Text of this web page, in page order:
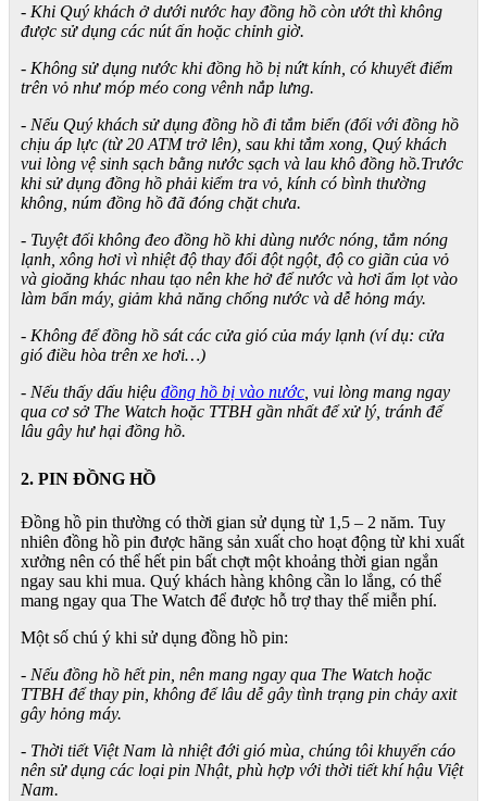
- Khi Quý khách ở dưới nước hay đồng hồ còn ướt thì không
được sử dụng các nút ấn hoặc chỉnh giờ.
- Không sử dụng nước khi đồng hồ bị nứt kính, có khuyết điểm
trên vỏ như móp méo cong vênh nắp lưng.
- Nếu Quý khách sử dụng đồng hồ đi tắm biển (đối với đồng hồ
chịu áp lực (từ 20 ATM trở lên), sau khi tắm xong, Quý khách
vui lòng vệ sinh sạch bằng nước sạch và lau khô đồng hồ.Trước
khi sử dụng đồng hồ phải kiểm tra vỏ, kính có bình thường
không, núm đồng hồ đã đóng chặt chưa.
- Tuyệt đối không đeo đồng hồ khi dùng nước nóng, tắm nóng
lạnh, xông hơi vì nhiệt độ thay đổi đột ngột, độ co giãn của vỏ
và gioăng khác nhau tạo nên khe hở để nước và hơi ẩm lọt vào
làm bẩn máy, giảm khả năng chống nước và dễ hỏng máy.
- Không để đồng hồ sát các cửa gió của máy lạnh (ví dụ: cửa
gió điều hòa trên xe hơi…)
- Nếu thấy dấu hiệu đồng hồ bị vào nước , vui lòng mang ngay
qua cơ sở The Watch hoặc TTBH gần nhất để xử lý, tránh để
lâu gây hư hại đồng hồ.
2. PIN ĐỒNG HỒ
Đồng hồ pin thường có thời gian sử dụng từ 1,5 – 2 năm. Tuy
nhiên đồng hồ pin được hãng sản xuất cho hoạt động từ khi xuất
xưởng nên có thể hết pin bất chợt một khoảng thời gian ngắn
ngay sau khi mua. Quý khách hàng không cần lo lắng, có thể
mang ngay qua The Watch để được hỗ trợ thay thế miễn phí.
Một số chú ý khi sử dụng đồng hồ pin:
- Nếu đồng hồ hết pin, nên mang ngay qua The Watch hoặc
TTBH để thay pin, không để lâu dễ gây tình trạng pin chảy axit
gây hỏng máy.
- Thời tiết Việt Nam là nhiệt đới gió mùa, chúng tôi khuyến cáo
nên sử dụng các loại pin Nhật, phù hợp với thời tiết khí hậu Việt
Nam.